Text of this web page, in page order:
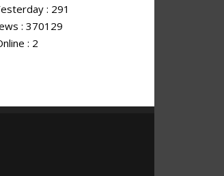
: 291
: 370129
: 2